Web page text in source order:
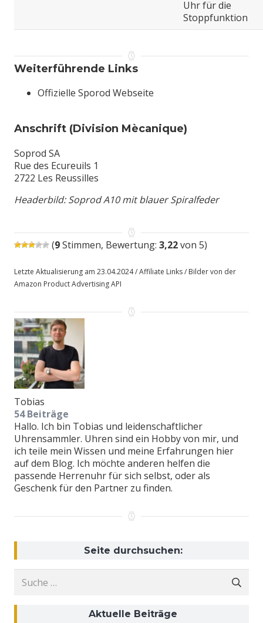
Uhr für die
Stoppfunktion
Weiterführende Links
Offizielle Sporod Webseite
Anschrift (Division Mècanique)
Soprod SA
Rue des Ecureuils 1
2722 Les Reussilles
Headerbild: Soprod A10 mit blauer Spiralfeder
(9Stimmen, Bewertung: 3,22von 5)
Letzte Aktualisierung am 23.04.2024 / Affiliate Links / Bilder von der
Amazon Product Advertising API
Tobias
54 Beiträge
Hallo. Ich bin Tobias und leidenschaftlicher
Uhrensammler. Uhren sind ein Hobby von mir, und
ich teile mein Wissen und meine Erfahrungen hier
auf dem Blog. Ich möchte anderen helfen die
passende Herrenuhr für sich selbst, oder als
Geschenk für den Partner zu finden.
Seite durchsuchen:
nach:
Aktuelle Beiträge